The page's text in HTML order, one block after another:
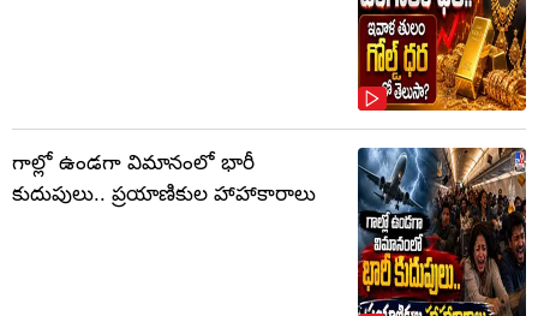
గాల్లో ఉండగా విమానంలో భారీ
కుదుపులు.. ప్రయాణికుల హాహాకారాలు